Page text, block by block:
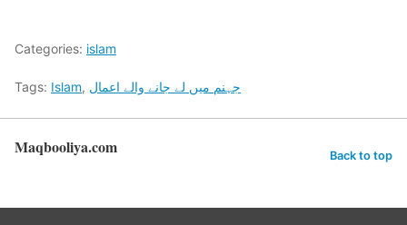
Categories: islam
Tags: Islam, جہنم میں لے جانے والے اعمال
Maqbooliya.com Back to top